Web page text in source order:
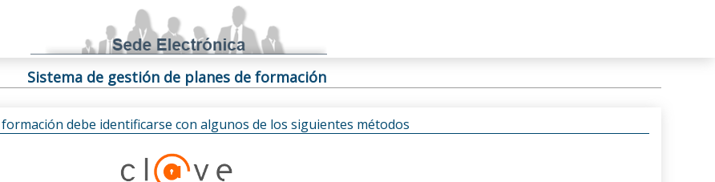
Sistema de gestión de planes de formación
debe identificarse con algunos de los siguientes métodos